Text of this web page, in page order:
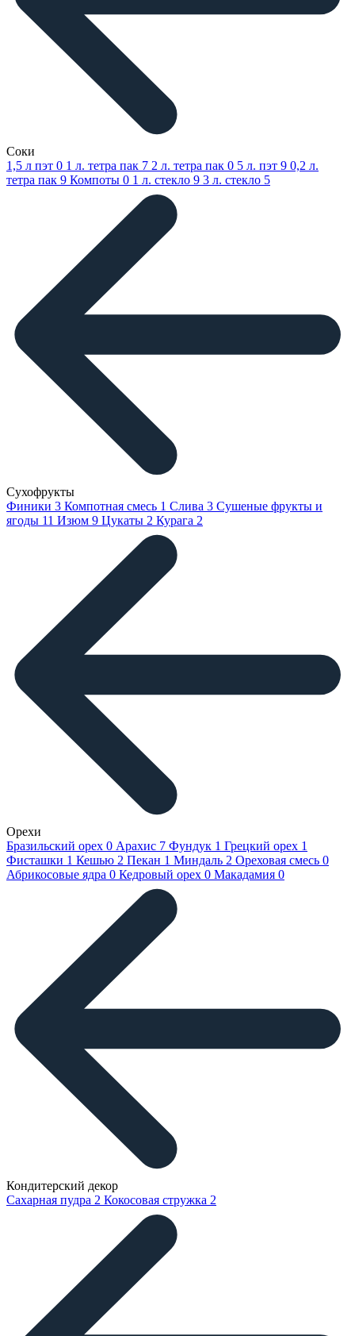
Соки
1,5 л пэт 0 1 л. тетра пак 7 2 л. тетра пак 0 5 л. пэт 9 0,2 л.
тетра пак 9 Компоты 0 1 л. стекло 9 3 л. стекло 5
Сухофрукты
Финики 3 Компотная смесь 1 Слива 3 Сушеные фрукты и
ягоды 11 Изюм 9 Цукаты 2 Курага 2
Орехи
Бразильский орех 0 Арахис 7 Фундук 1 Грецкий орех 1
Фисташки 1 Кешью 2 Пекан 1 Миндаль 2 Ореховая смесь 0
Абрикосовые ядра 0 Кедровый орех 0 Макадамия 0
Кондитерский декор
Сахарная пудра 2 Кокосовая стружка 2